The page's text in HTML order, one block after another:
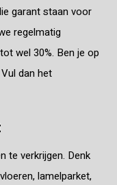
garant staan voor
regelmatig
wel 30%. Ben je op
dan het
te verkrijgen. Denk
lamelparket,